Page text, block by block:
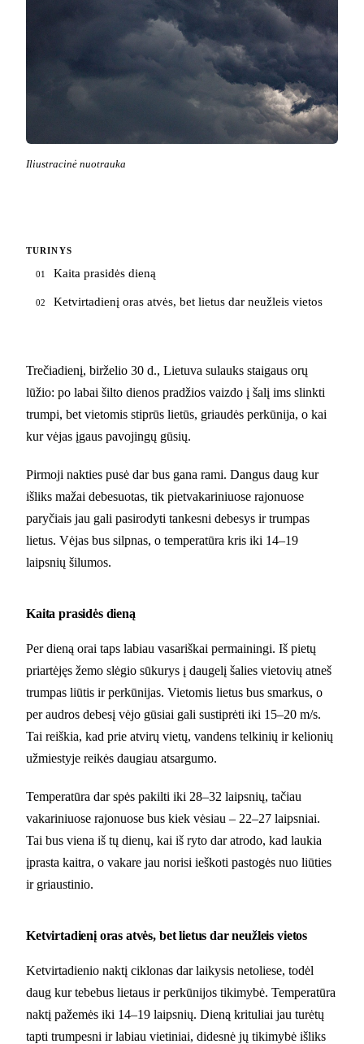
Iliustracinė nuotrauka
TURINYS
01 Kaita prasidės dieną
02 Ketvirtadienį oras atvės, bet lietus dar neužleis vietos
Trečiadienį, birželio 30 d., Lietuva sulauks staigaus orų
lūžio: po labai šilto dienos pradžios vaizdo į šalį ims slinkti
trumpi, bet vietomis stiprūs lietūs, griaudės perkūnija, o kai
kur vėjas įgaus pavojingų gūsių.
Pirmoji nakties pusė dar bus gana rami. Dangus daug kur
išliks mažai debesuotas, tik pietvakariniuose rajonuose
paryčiais jau gali pasirodyti tankesni debesys ir trumpas
lietus. Vėjas bus silpnas, o temperatūra kris iki 14–19
laipsnių šilumos.
Kaita prasidės dieną
Per dieną orai taps labiau vasariškai permainingi. Iš pietų
priartėjęs žemo slėgio sūkurys į daugelį šalies vietovių atneš
trumpas liūtis ir perkūnijas. Vietomis lietus bus smarkus, o
per audros debesį vėjo gūsiai gali sustiprėti iki 15–20 m/s.
Tai reiškia, kad prie atvirų vietų, vandens telkinių ir kelionių
užmiestyje reikės daugiau atsargumo.
Temperatūra dar spės pakilti iki 28–32 laipsnių, tačiau
vakariniuose rajonuose bus kiek vėsiau – 22–27 laipsniai.
Tai bus viena iš tų dienų, kai iš ryto dar atrodo, kad laukia
įprasta kaitra, o vakare jau norisi ieškoti pastogės nuo liūties
ir griaustinio.
Ketvirtadienį oras atvės, bet lietus dar neužleis vietos
Ketvirtadienio naktį ciklonas dar laikysis netoliese, todėl
daug kur tebebus lietaus ir perkūnijos tikimybė. Temperatūra
naktį pažemės iki 14–19 laipsnių. Dieną krituliai jau turėtų
tapti trumpesni ir labiau vietiniai, didesnė jų tikimybė išliks